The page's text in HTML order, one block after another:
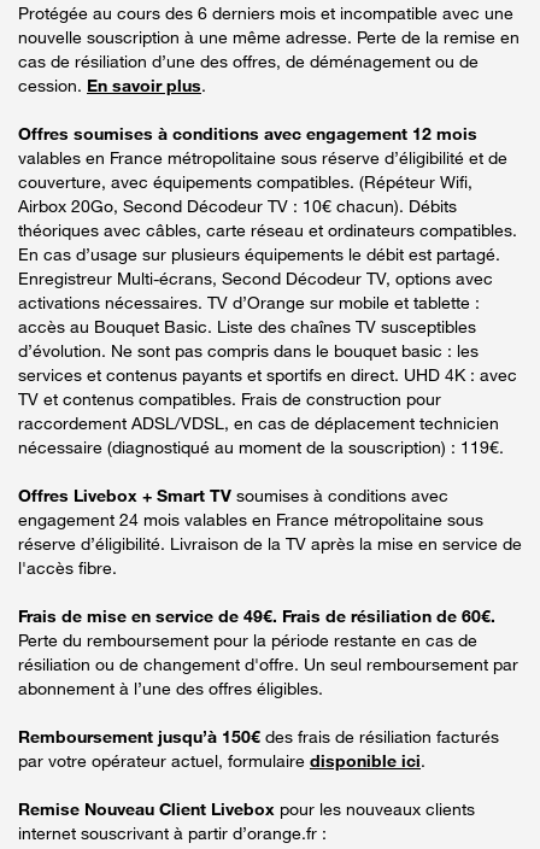
Protégée au cours des 6 derniers mois et incompatible avec une
nouvelle souscription à une même adresse. Perte de la remise en
cas de résiliation d’une des offres, de déménagement ou de
cession. En savoir plus.
Offres soumises à conditions avec engagement 12 mois
valables en France métropolitaine sous réserve d’éligibilité et de
couverture, avec équipements compatibles. (Répéteur Wifi,
Airbox 20Go, Second Décodeur TV : 10€ chacun). Débits
théoriques avec câbles, carte réseau et ordinateurs compatibles.
En cas d’usage sur plusieurs équipements le débit est partagé.
Enregistreur Multi-écrans, Second Décodeur TV, options avec
activations nécessaires. TV d’Orange sur mobile et tablette :
accès au Bouquet Basic. Liste des chaînes TV susceptibles
d’évolution. Ne sont pas compris dans le bouquet basic : les
services et contenus payants et sportifs en direct. UHD 4K : avec
TV et contenus compatibles. Frais de construction pour
raccordement ADSL/VDSL, en cas de déplacement technicien
nécessaire (diagnostiqué au moment de la souscription) : 119€.
Offres Livebox + Smart TV soumises à conditions avec
engagement 24 mois valables en France métropolitaine sous
réserve d’éligibilité. Livraison de la TV après la mise en service de
l'accès fibre.
Frais de mise en service de 49€. Frais de résiliation de 60€.
Perte du remboursement pour la période restante en cas de
résiliation ou de changement d'offre. Un seul remboursement par
abonnement à l’une des offres éligibles.
Remboursement jusqu’à 150€ des frais de résiliation facturés
par votre opérateur actuel, formulaire disponible ici.
Remise Nouveau Client Livebox pour les nouveaux clients
internet souscrivant à partir d’orange.fr :